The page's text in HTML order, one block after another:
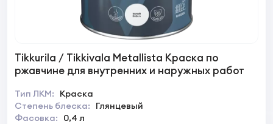
Tikkurila / Tikkivala Metallista Краска по
ржавчине для внутренних и наружных работ
Тип ЛКМ:
Краска
Степень блеска:
Глянцевый
Фасовка:
0,4 л